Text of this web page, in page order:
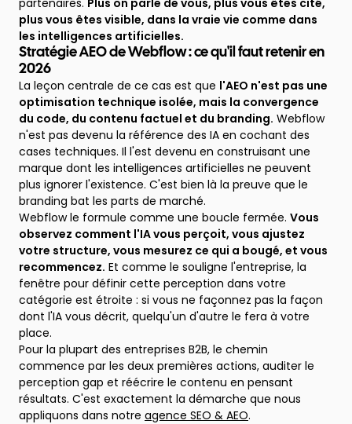
plus vous êtes visible, dans la vraie vie comme dans
les intelligences artificielles.
Stratégie AEO de Webflow : ce qu'il faut retenir en
2026
La leçon centrale de ce cas est que l'AEO n'est pas une
optimisation technique isolée, mais la convergence
du code, du contenu factuel et du branding. Webflow
n'est pas devenu la référence des IA en cochant des
cases techniques. Il l'est devenu en construisant une
marque dont les intelligences artificielles ne peuvent
plus ignorer l'existence. C'est bien là la preuve que le
branding bat les parts de marché.
Webflow le formule comme une boucle fermée. Vous
observez comment l'IA vous perçoit, vous ajustez
votre structure, vous mesurez ce qui a bougé, et vous
recommencez. Et comme le souligne l'entreprise, la
fenêtre pour définir cette perception dans votre
catégorie est étroite : si vous ne façonnez pas la façon
dont l'IA vous décrit, quelqu'un d'autre le fera à votre
place.
Pour la plupart des entreprises B2B, le chemin
commence par les deux premières actions, auditer le
perception gap et réécrire le contenu en pensant
résultats. C'est exactement la démarche que nous
appliquons dans notre agence SEO & AEO.